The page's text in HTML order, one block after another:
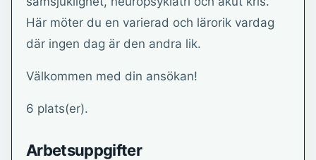
Här möter du en varierad och lärorik vardag
där ingen dag är den andra lik.
Välkommen med din ansökan!
6 plats(er).
Arbetsuppgifter